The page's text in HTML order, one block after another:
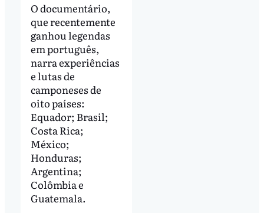
O documentário,
que recentemente
ganhou legendas
em português,
narra experiências
e lutas de
camponeses de
oito países:
Equador; Brasil;
Costa Rica;
México;
Honduras;
Argentina;
Colômbia e
Guatemala.